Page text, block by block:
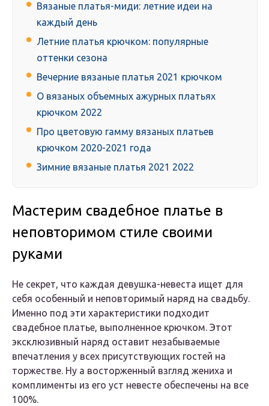
Вязаные платья-миди: летние идеи на
каждый день
Летние платья крючком: популярные
оттенки сезона
Вечерние вязаные платья 2021 крючком
О вязаных объемных ажурных платьях
крючком 2022
Про цветовую гамму вязаных платьев
крючком 2020-2021 года
Зимние вязаные платья 2021 2022
Мастерим свадебное платье в
неповторимом стиле своими
руками
Не секрет, что каждая девушка-невеста ищет для
себя особенный и неповторимый наряд на свадьбу.
Именно под эти характеристики подходит
свадебное платье, выполненное крючком. Этот
эксклюзивный наряд оставит незабываемые
впечатления у всех присутствующих гостей на
торжестве. Ну а восторженный взгляд жениха и
комплименты из его уст невесте обеспечены на все
100%.